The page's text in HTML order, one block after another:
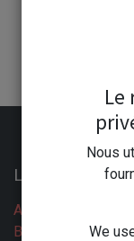
Aucun article
Liens utiles
Accueil
Boutique
Le
Nous
We